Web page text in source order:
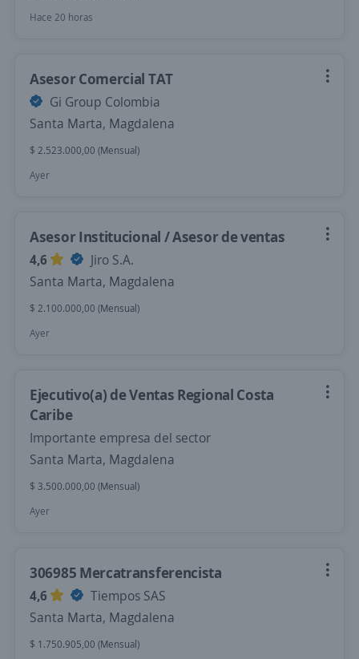
Hace 20 horas
Asesor Comercial TAT
Gi Group Colombia
Santa Marta, Magdalena
$ 2.523.000,00 (Mensual)
Ayer
Asesor Institucional / Asesor de ventas
4,6
Jiro S.A.
Santa Marta, Magdalena
$ 2.100.000,00 (Mensual)
Ayer
Ejecutivo(a) de Ventas Regional Costa
Caribe
Importante empresa del sector
Santa Marta, Magdalena
$ 3.500.000,00 (Mensual)
Ayer
306985 Mercatransferencista
4,6
Tiempos SAS
Santa Marta, Magdalena
$ 1.750.905,00 (Mensual)